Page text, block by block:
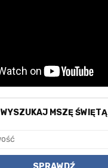
WYSZUKAJ MSZĘ ŚWIĘTĄ